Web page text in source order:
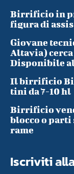
Birrificio in
figura di
Giovane
Altavia)
Disponibile
Il birrificio
tini da 7-10 hl
Birrificio
blocco o parti
rame
Iscriviti